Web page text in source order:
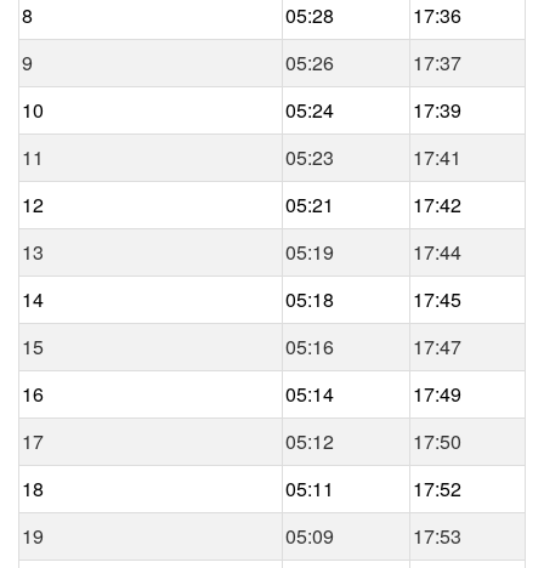
8
05:28
17:36
9
05:26
17:37
10
05:24
17:39
11
05:23
17:41
12
05:21
17:42
13
05:19
17:44
14
05:18
17:45
15
05:16
17:47
16
05:14
17:49
17
05:12
17:50
18
05:11
17:52
19
05:09
17:53